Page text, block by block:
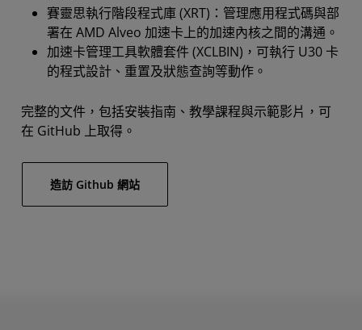
賽靈思執行階段程式庫 (XRT)：管理應用程式碼與部
署在 AMD Alveo 加速卡上的加速內核之間的溝通。
加速卡管理工具軟體套件 (XCLBIN)，可執行 U30 卡
的程式設計、重置及狀態查詢等動作。
完整的文件，包括安裝指南、教學課程與示範影片，可
在 GitHub 上取得。
造訪 Github 網站